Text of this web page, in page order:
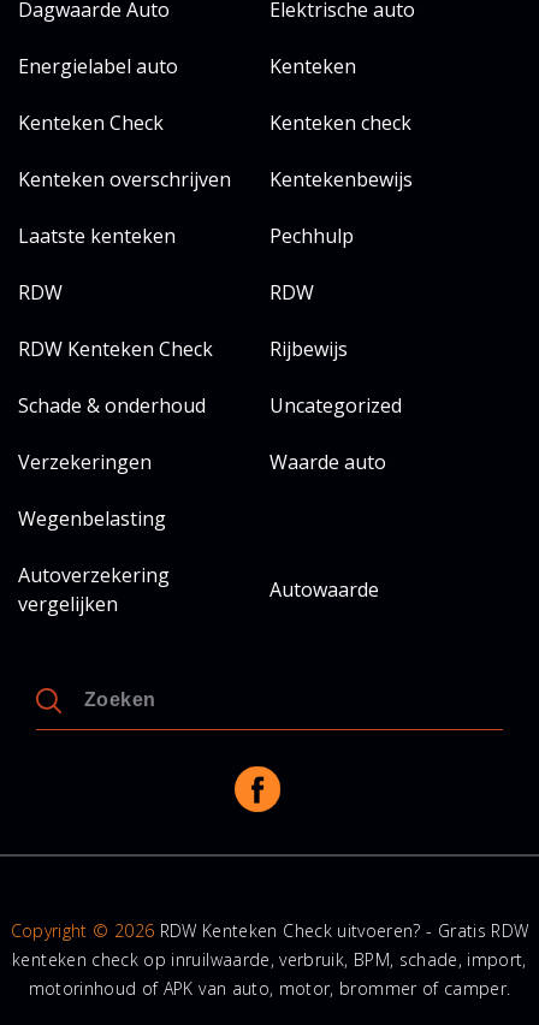
Dagwaarde Auto Elektrische auto
Energielabel auto Kenteken
Kenteken Check Kenteken check
Kenteken overschrijven Kentekenbewijs
Laatste kenteken Pechhulp
RDW RDW
RDW Kenteken Check Rijbewijs
Schade & onderhoud Uncategorized
Verzekeringen Waarde auto
Wegenbelasting
Autoverzekering
vergelijken
Autowaarde
Copyright © 2026 RDW Kenteken Check uitvoeren? - Gratis RDW
kenteken check op inruilwaarde, verbruik, BPM, schade, import,
motorinhoud of APK van auto, motor, brommer of camper.